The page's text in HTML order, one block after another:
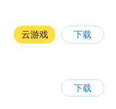
云游戏 下载
下载